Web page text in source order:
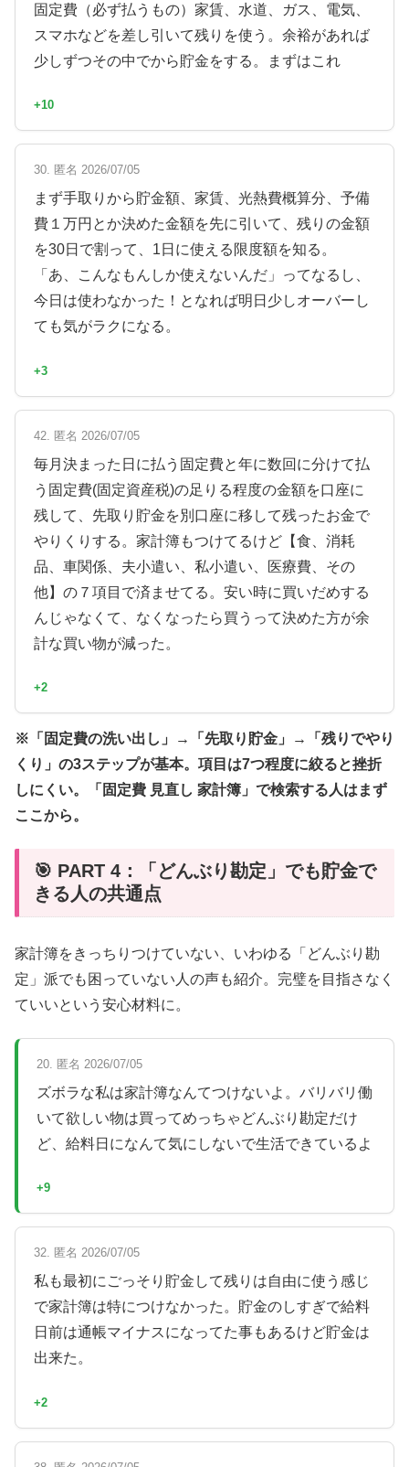
固定費（必ず払うもの）家賃、水道、ガス、電気、
スマホなどを差し引いて残りを使う。余裕があれば
少しずつその中でから貯金をする。まずはこれ
+10
30. 匿名 2026/07/05
まず手取りから貯金額、家賃、光熱費概算分、予備
費１万円とか決めた金額を先に引いて、残りの金額
を30日で割って、1日に使える限度額を知る。
「あ、こんなもんしか使えないんだ」ってなるし、
今日は使わなかった！となれば明日少しオーバーし
ても気がラクになる。
+3
42. 匿名 2026/07/05
毎月決まった日に払う固定費と年に数回に分けて払
う固定費(固定資産税)の足りる程度の金額を口座に
残して、先取り貯金を別口座に移して残ったお金で
やりくりする。家計簿もつけてるけど【食、消耗
品、車関係、夫小遣い、私小遣い、医療費、その
他】の７項目で済ませてる。安い時に買いだめする
んじゃなくて、なくなったら買うって決めた方が余
計な買い物が減った。
+2
※「固定費の洗い出し」→「先取り貯金」→「残りでやり
くり」の3ステップが基本。項目は7つ程度に絞ると挫折
しにくい。「固定費 見直し 家計簿」で検索する人はまず
ここから。
🎯 PART 4：「どんぶり勘定」でも貯金で
きる人の共通点
家計簿をきっちりつけていない、いわゆる「どんぶり勘
定」派でも困っていない人の声も紹介。完璧を目指さなく
ていいという安心材料に。
20. 匿名 2026/07/05
ズボラな私は家計簿なんてつけないよ。バリバリ働
いて欲しい物は買ってめっちゃどんぶり勘定だけ
ど、給料日になんて気にしないで生活できているよ
+9
32. 匿名 2026/07/05
私も最初にごっそり貯金して残りは自由に使う感じ
で家計簿は特につけなかった。貯金のしすぎで給料
日前は通帳マイナスになってた事もあるけど貯金は
出来た。
+2